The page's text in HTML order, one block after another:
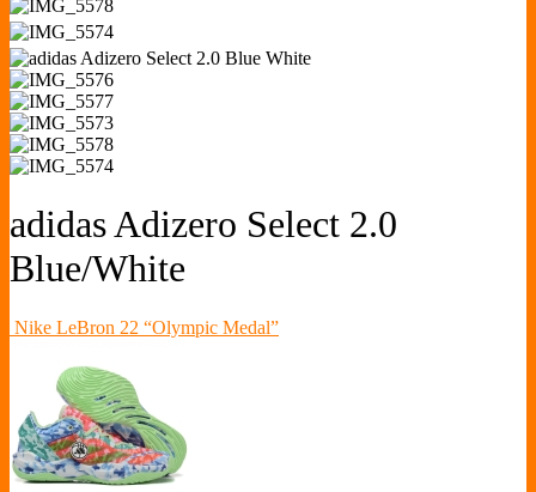
adidas Adizero Select 2.0
Blue/White
Nike LeBron 22 “Olympic Medal”